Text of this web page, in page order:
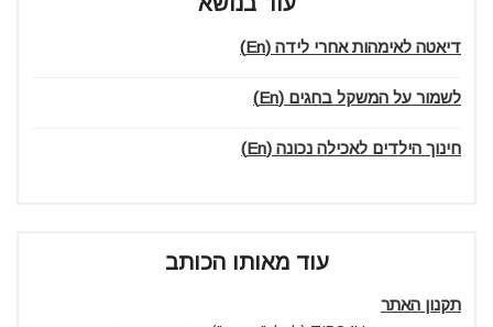
דיאטה לאימהות אחרי לידה (En)
לשמור על המשקל בחגים (En)
חינוך הילדים לאכילה נכונה (En)
עוד מאותו הכותב
תקנון האתר